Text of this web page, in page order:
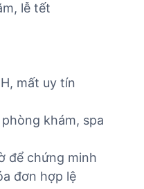
lễ tết
mất uy tín
khám, spa
để chứng minh
đơn hợp lệ